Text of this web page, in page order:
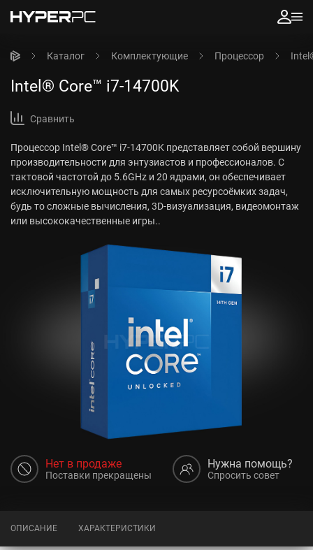
Каталог Комплектующие Процессор
Intel® Core™ i7-14700K
Сравнить
Процессор Intel® Core™ i7-14700K представляет собой вершину
производительности для энтузиастов и профессионалов. С
тактовой частотой до 5.6GHz и 20 ядрами, он обеспечивает
исключительную мощность для самых ресурсоёмких задач,
будь то сложные вычисления, 3D-визуализация, видеомонтаж
или высококачественные игры..
Нет в продаже
Поставки прекращены
Нужна помощь?
Спросить совет
ОПИСАНИЕ ХАРАКТЕРИСТИКИ